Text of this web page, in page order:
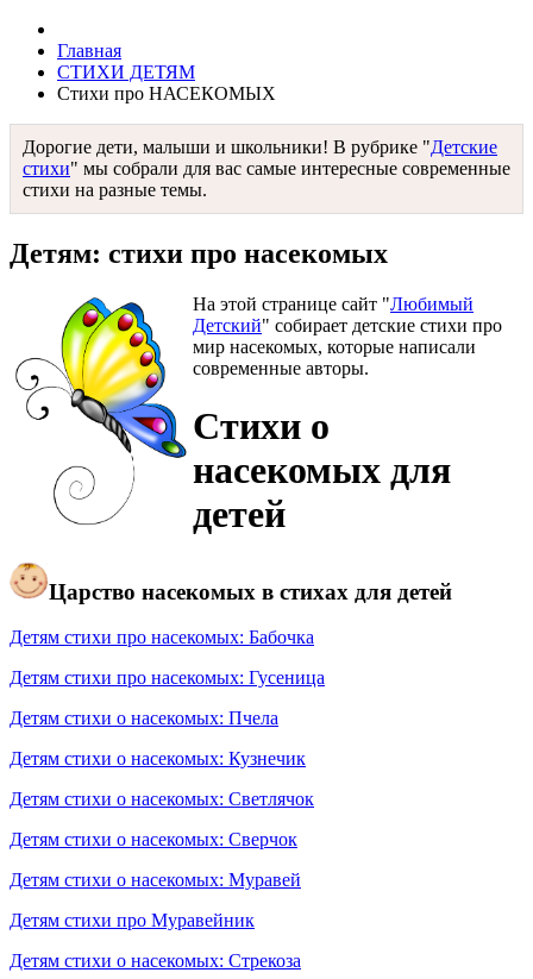
Главная
СТИХИ ДЕТЯМ
Стихи про НАСЕКОМЫХ
Дорогие дети, малыши и школьники! В рубрике "Детские
стихи" мы собрали для вас самые интересные современные
стихи на разные темы.
Детям: стихи про насекомых
На этой странице сайт "Любимый
Детский" собирает детские стихи про
мир насекомых, которые написали
современные авторы.
Стихи о
насекомых для
детей
Царство насекомых в стихах для детей
Детям стихи про насекомых: Бабочка
Детям стихи про насекомых: Гусеница
Детям стихи о насекомых: Пчела
Детям стихи о насекомых: Кузнечик
Детям стихи о насекомых: Светлячок
Детям стихи о насекомых: Сверчок
Детям стихи о насекомых: Муравей
Детям стихи про Муравейник
Детям стихи о насекомых: Стрекоза